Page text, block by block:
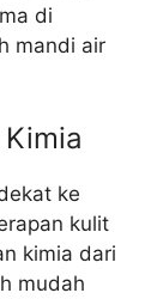
di
mandi air
ke
kulit
kimia dari
mudah